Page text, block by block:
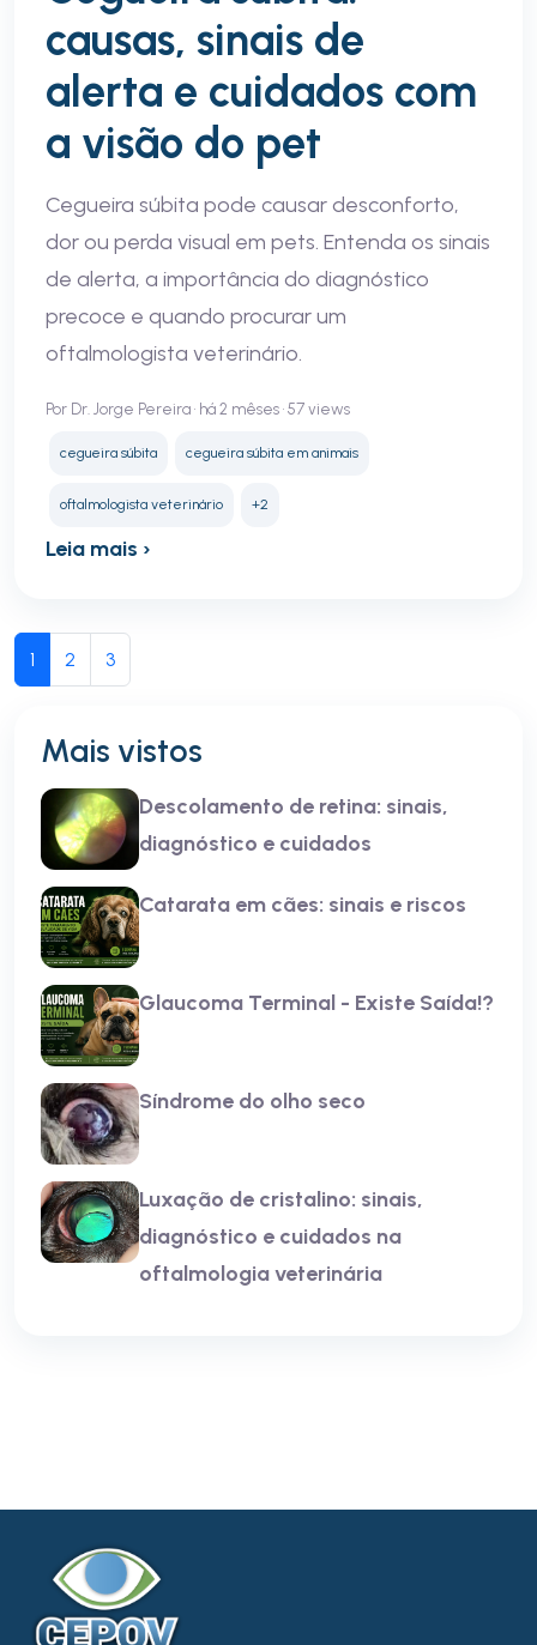
causas, sinais de
alerta e cuidados com
a visão do pet
Cegueira súbita pode causar desconforto,
dor ou perda visual em pets. Entenda os sinais
de alerta, a importância do diagnóstico
precoce e quando procurar um
oftalmologista veterinário.
Por Dr. Jorge Pereira • há 2 mêses • 57 views
cegueira súbita cegueira súbita em animais
oftalmologista veterinário +2
Leia mais ›
1 2 3
Mais vistos
Descolamento de retina: sinais,
diagnóstico e cuidados
Catarata em cães: sinais e riscos
Glaucoma Terminal - Existe Saída!?
Síndrome do olho seco
Luxação de cristalino: sinais,
diagnóstico e cuidados na
oftalmologia veterinária